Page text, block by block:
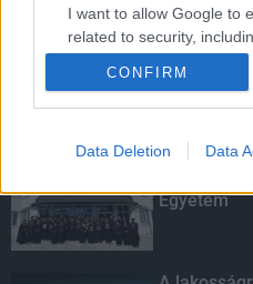
I want to allow Google to
related to security,
functionality and fraud
user protection.
CONFIRM
Data Deletion Data
évre
Egyetem